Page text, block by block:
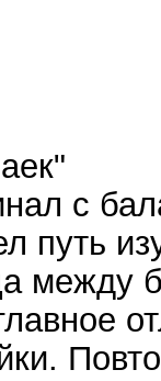
с
путь
между